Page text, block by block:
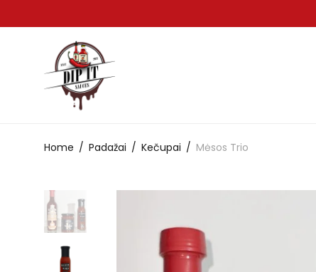
Home / Padažai / Kečupai / Mėsos Trio